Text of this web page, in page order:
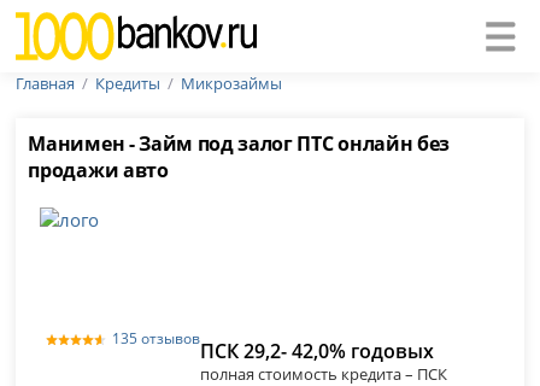
Главная Кредиты Микрозаймы
Манимен - Займ под залог ПТС онлайн без
продажи авто
135 отзывовПСК 29,2- 42,0% годовых
полная стоимость кредита – ПСК